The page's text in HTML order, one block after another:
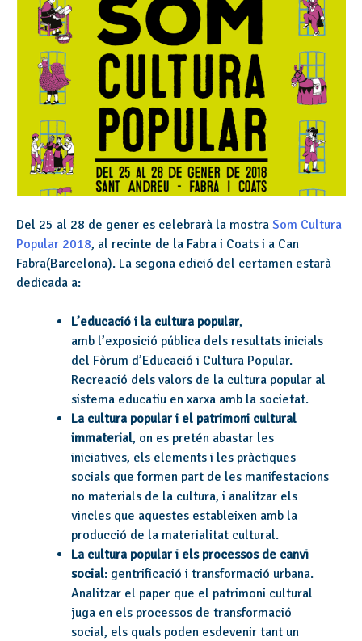
Del 25 al 28 de gener es celebrarà la mostra Som Cultura
Popular 2018, al recinte de la Fabra i Coats i a Can
Fabra(Barcelona). La segona edició del certamen estarà
dedicada a:
L’educació i la cultura popular,
amb l’exposició pública dels resultats inicials
del Fòrum d’Educació i Cultura Popular.
Recreació dels valors de la cultura popular al
sistema educatiu en xarxa amb la societat.
La cultura popular i el patrimoni cultural
immaterial, on es pretén abastar les
iniciatives, els elements i les pràctiques
socials que formen part de les manifestacions
no materials de la cultura, i analitzar els
vincles que aquestes estableixen amb la
producció de la materialitat cultural.
La cultura popular i els processos de canvi
social: gentrificació i transformació urbana.
Analitzar el paper que el patrimoni cultural
juga en els processos de transformació
social, els quals poden esdevenir tant un